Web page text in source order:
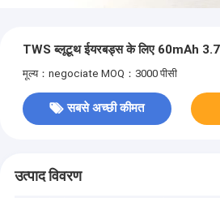
TWS ब्लूटूथ ईयरबड्स के लिए 60mAh 3.7V
मूल्य：negociate MOQ：3000 पीसी
सबसे अच्छी कीमत
उत्पाद विवरण